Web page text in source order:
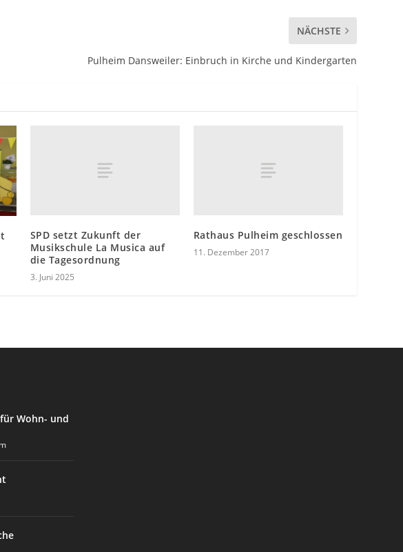
NÄCHSTE
Pulheim Dansweiler: Einbruch in Kirche und Kindergarten
SPD setzt Zukunft der
Musikschule La Musica auf
die Tagesordnung
3. Juni 2025
Rathaus Pulheim geschlossen
11. Dezember 2017
Wohn- und